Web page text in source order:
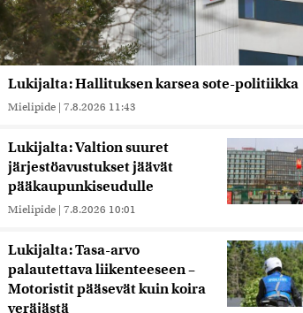
Lukijalta: Hallituksen karsea sote-politiikka
Mielipide | 7.8.2026 11:43
Lukijalta: Valtion suuret
järjestöavustukset jäävät
pääkaupunkiseudulle
Mielipide | 7.8.2026 10:01
Lukijalta: Tasa-arvo
palautettava liikenteeseen –
Motoristit pääsevät kuin koira
veräjästä